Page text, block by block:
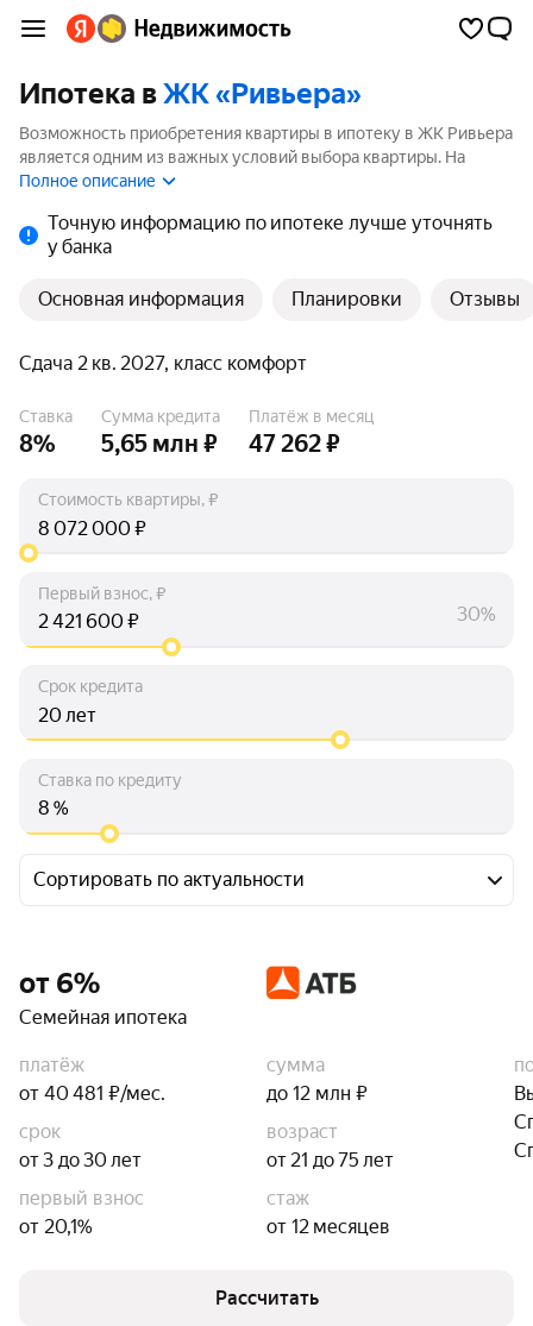
Ипотека вЖК «Ривьера»
Возможность приобретения квартиры в ипотеку в ЖК Ривьера
является одним из важных условий выбора квартиры. На
странице мы собрали программы кредитования банков для
Полное описание
Точную информацию по ипотеке лучше уточнять
у банка
Основная информация Планировки Отзывы
Сдача 2 кв. 2027, класс комфорт
Ставка
8%
Сумма кредита
5,65 млн ₽
Платёж в месяц
47 262 ₽
Стоимость квартиры, ₽
₽
Первый взнос, ₽
₽ 30%
Срок кредита
лет
Ставка по кредиту
%
Сортировать по актуальности
от 6%
Семейная ипотека
платёж
от 40 481 ₽/мес.
сумма
до 12 млн ₽
срок
от 3 до 30 лет
возраст
от 21 до 75 лет
первый взнос
от 20,1%
стаж
от 12 месяцев
Рассчитать